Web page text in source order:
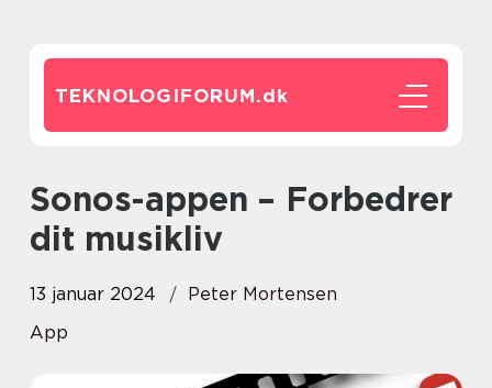
TEKNOLOGIFORUM.dk
Sonos-appen – Forbedrer
dit musikliv
13 januar 2024
Peter Mortensen
App